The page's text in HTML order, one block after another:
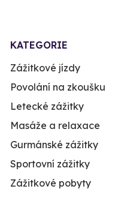
KATEGORIE
Zážitkové jízdy
Povolání na zkoušku
Letecké zážitky
Masáže a relaxace
Gurmánské zážitky
Sportovní zážitky
Zážitkové pobyty